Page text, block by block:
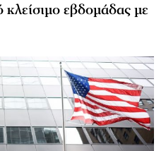
κλείσιμο εβδομάδας με